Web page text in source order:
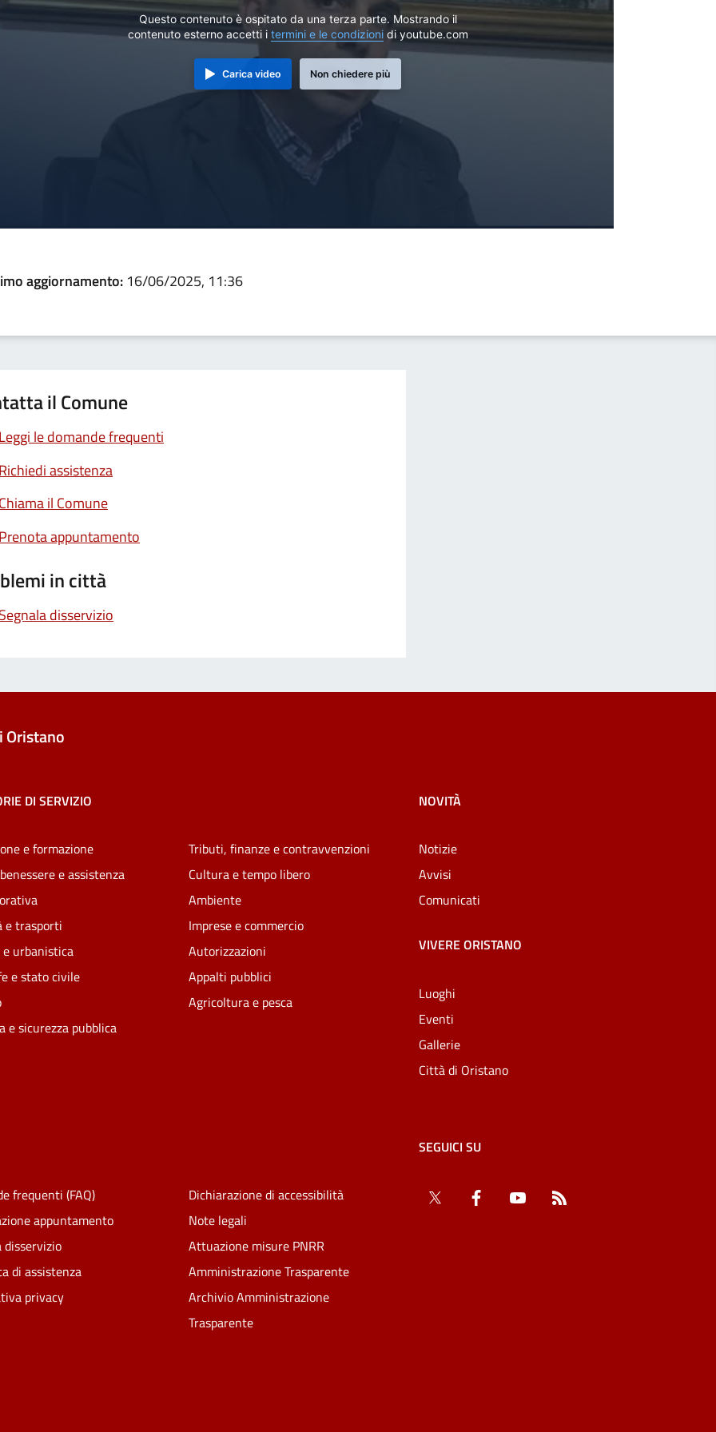
Questo contenuto è ospitato da una terza parte. Mostrando il
contenuto esterno accetti i termini e le condizionidi youtube.com
Carica video Non chiedere più
aggiornamento: 16/06/2025, 11:36
il Comune
le domande frequenti
assistenza
il Comune
appuntamento
in città
disservizio
Oristano
DI SERVIZIO
e formazione
e assistenza
e trasporti
urbanistica
e stato civile
e sicurezza pubblica
Tributi, finanze e contravvenzioni
Cultura e tempo libero
Ambiente
Imprese e commercio
Autorizzazioni
Appalti pubblici
Agricoltura e pesca
NOVITÀ
Notizie
Avvisi
Comunicati
VIVERE ORISTANO
Luoghi
Eventi
Gallerie
Città di Oristano
frequenti (FAQ)
appuntamento
disservizio
di assistenza
privacy
Dichiarazione di accessibilità
Note legali
Attuazione misure PNRR
Amministrazione Trasparente
Archivio Amministrazione
Trasparente
SEGUICI SU
Twitter Facebook YouTube